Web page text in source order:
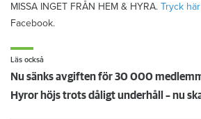
MISSA INGET FRÅN HEM & HYRA. Tryck här
Facebook.
Läs också